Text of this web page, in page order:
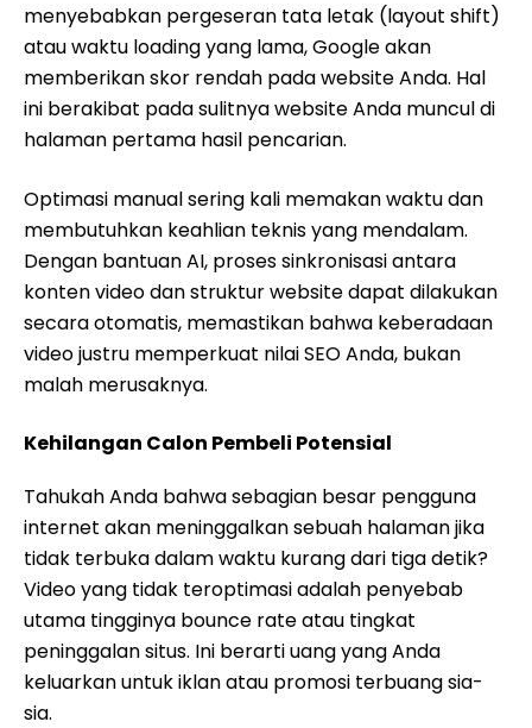
menyebabkan pergeseran tata letak (layout shift)
atau waktu loading yang lama, Google akan
memberikan skor rendah pada website Anda. Hal
ini berakibat pada sulitnya website Anda muncul di
halaman pertama hasil pencarian.
Optimasi manual sering kali memakan waktu dan
membutuhkan keahlian teknis yang mendalam.
Dengan bantuan AI, proses sinkronisasi antara
konten video dan struktur website dapat dilakukan
secara otomatis, memastikan bahwa keberadaan
video justru memperkuat nilai SEO Anda, bukan
malah merusaknya.
Kehilangan Calon Pembeli Potensial
Tahukah Anda bahwa sebagian besar pengguna
internet akan meninggalkan sebuah halaman jika
tidak terbuka dalam waktu kurang dari tiga detik?
Video yang tidak teroptimasi adalah penyebab
utama tingginya bounce rate atau tingkat
peninggalan situs. Ini berarti uang yang Anda
keluarkan untuk iklan atau promosi terbuang sia-
sia.